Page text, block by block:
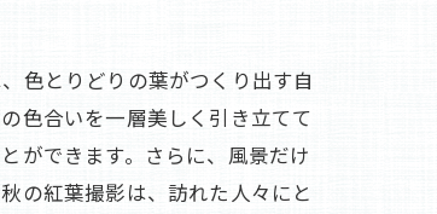
色とりどりの葉がつくり出す自
色合いを一層美しく引き立てて
ができます。さらに、風景だけ
の紅葉撮影は、訪れた人々にと